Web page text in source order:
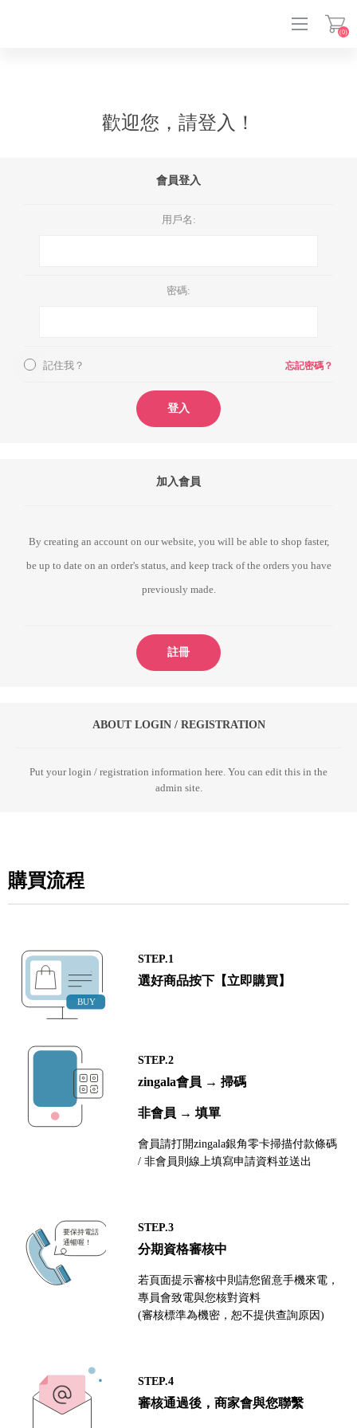
(0)
歡迎您，請登入！
會員登入
用戶名:
密碼:
記住我？ 忘記密碼？
登入
加入會員
By creating an account on our website, you will be able to shop faster,
be up to date on an order's status, and keep track of the orders you have
previously made.
註冊
ABOUT LOGIN / REGISTRATION
Put your login / registration information here. You can edit this in the
admin site.
購買流程
STEP.1
選好商品按下【立即購買】
STEP.2
zingala會員 → 掃碼
非會員 → 填單
會員請打開zingala銀角零卡掃描付款條碼
/ 非會員則線上填寫申請資料並送出
STEP.3
分期資格審核中
若頁面提示審核中則請您留意手機來電，
專員會致電與您核對資料
(審核標準為機密，恕不提供查詢原因)
STEP.4
審核通過後，商家會與您聯繫